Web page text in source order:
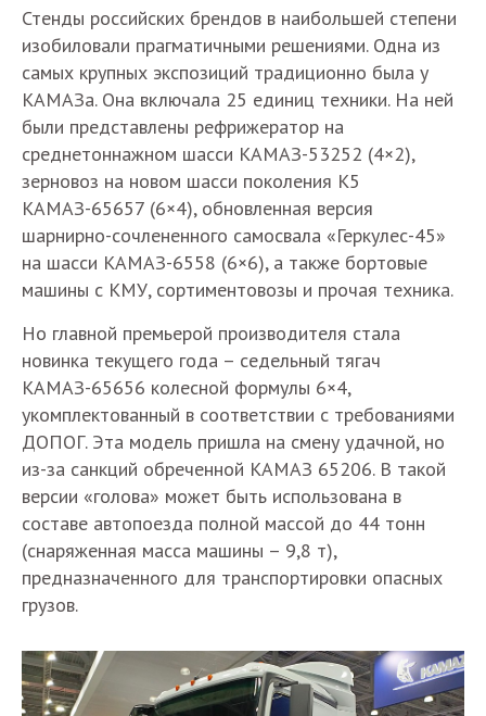
Стенды российских брендов в наибольшей степени
изобиловали прагматичными решениями. Одна из
самых крупных экспозиций традиционно была у
КАМАЗа. Она включала 25 единиц техники. На ней
были представлены рефрижератор на
среднетоннажном шасси КАМАЗ-53252 (4×2),
зерновоз на новом шасси поколения К5
КАМАЗ-65657 (6×4), обновленная версия
шарнирно-сочлененного самосвала «Геркулес-45»
на шасси КАМАЗ-6558 (6×6), а также бортовые
машины с КМУ, сортиментовозы и прочая техника.
Но главной премьерой производителя стала
новинка текущего года – седельный тягач
КАМАЗ-65656 колесной формулы 6×4,
укомплектованный в соответствии с требованиями
ДОПОГ. Эта модель пришла на смену удачной, но
из-за санкций обреченной КАМАЗ 65206. В такой
версии «голова» может быть использована в
составе автопоезда полной массой до 44 тонн
(снаряженная масса машины – 9,8 т),
предназначенного для транспортировки опасных
грузов.